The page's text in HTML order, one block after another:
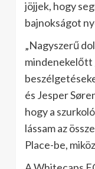
jöjjek, hogy
bajnokságot
„Nagyszerű
mindenekelőtt
és Jesper
hogy a
lássam az
Place-be,